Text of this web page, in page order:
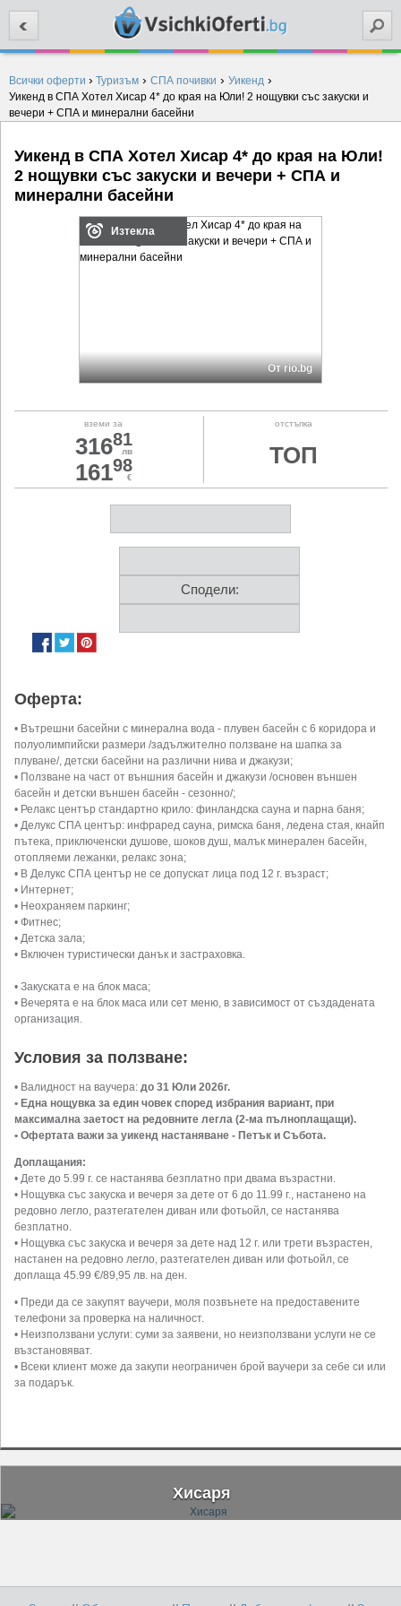
Всички оферти › Туризъм › СПА почивки › Уикенд ›
Уикенд в СПА Хотел Хисар 4* до края на Юли! 2 нощувки със закуски и
вечери + СПА и минерални басейни
Уикенд в СПА Хотел Хисар 4* до края на Юли!
2 нощувки със закуски и вечери + СПА и
минерални басейни
Изтекла
От rio.bg
вземи за
31681
лв
16198
€
отстъпка
ТОП
Сподели:
Оферта:
• Вътрешни басейни с минерална вода - плувен басейн с 6 коридора и
полуолимпийски размери /задължително ползване на шапка за
плуване/, детски басейни на различни нива и джакузи;
• Ползване на част от външния басейн и джакузи /основен външен
басейн и детски външен басейн - сезонно/;
• Релакс център стандартно крило: финландска сауна и парна баня;
• Делукс СПА център: инфраред сауна, римска баня, ледена стая, кнайп
пътека, приключенски душове, шоков душ, малък минерален басейн,
отопляеми лежанки, релакс зона;
• В Делукс СПА център не се допускат лица под 12 г. възраст;
• Интернет;
• Неохраняем паркинг;
• Фитнес;
• Детска зала;
• Включен туристически данък и застраховка.
• Закуската е на блок маса;
• Вечерята е на блок маса или сет меню, в зависимост от създадената
организация.
Условия за ползване:
• Валидност на ваучера: до 31 Юли 2026г.
• Една нощувка за един човек според избрания вариант, при
максимална заетост на редовните легла (2-ма пълноплащащи).
• Офертата важи за уикенд настаняване - Петък и Събота.
Доплащания:
• Дете до 5.99 г. се настанява безплатно при двама възрастни.
• Нощувка със закуска и вечеря за дете от 6 до 11.99 г., настанено на
редовно легло, разтегателен диван или фотьойл, се настанява
безплатно.
• Нощувка със закуска и вечеря за дете над 12 г. или трети възрастен,
настанен на редовно легло, разтегателен диван или фотьойл, се
доплаща 45.99 €/89,95 лв. на ден.
• Преди да се закупят ваучери, моля позвънете на предоставените
телефони за проверка на наличност.
• Неизползвани услуги: суми за заявени, но неизползвани услуги не се
възстановяват.
• Всеки клиент може да закупи неограничен брой ваучери за себе си или
за подарък.
Хисаря